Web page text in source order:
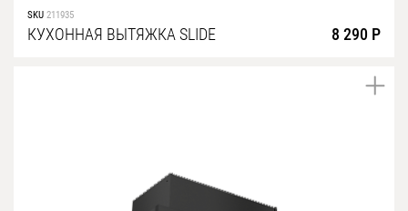
SKU 211935
КУХОННАЯ ВЫТЯЖКА SLIDE 8 290 Р